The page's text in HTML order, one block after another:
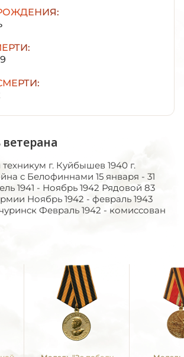
г. Куйбышев 1940 г.
с Белофиннами 15 января - 31
1941 - Ноябрь 1942 Рядовой 83
Ноябрь 1942 - февраль 1943
Февраль 1942 - комиссован